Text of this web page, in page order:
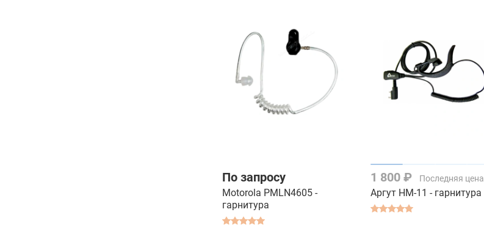
По запросу
Motorola PMLN4605 -
гарнитура
1 800 ₽ Последняя цена
Аргут HM-11 - гарнитура